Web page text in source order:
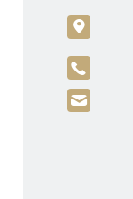
c
A
H